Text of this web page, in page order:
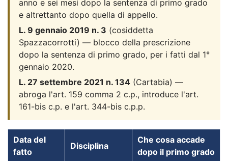
anno e sei mesi dopo la sentenza di primo grado
e altrettanto dopo quella di appello.
L. 9 gennaio 2019 n. 3 (cosiddetta
Spazzacorrotti) — blocco della prescrizione
dopo la sentenza di primo grado, per i fatti dal 1°
gennaio 2020.
L. 27 settembre 2021 n. 134 (Cartabia) —
abroga l'art. 159 comma 2 c.p., introduce l'art.
161-bis c.p. e l'art. 344-bis c.p.p.
Data del
fatto
Disciplina
Che cosa accade
dopo il primo grado